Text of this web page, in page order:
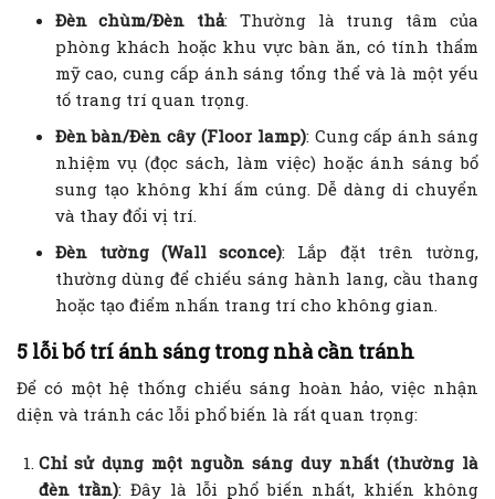
Đèn chùm/Đèn thả: Thường là trung tâm của
phòng khách hoặc khu vực bàn ăn, có tính thẩm
mỹ cao, cung cấp ánh sáng tổng thể và là một yếu
tố trang trí quan trọng.
Đèn bàn/Đèn cây (Floor lamp): Cung cấp ánh sáng
nhiệm vụ (đọc sách, làm việc) hoặc ánh sáng bổ
sung tạo không khí ấm cúng. Dễ dàng di chuyển
và thay đổi vị trí.
Đèn tường (Wall sconce): Lắp đặt trên tường,
thường dùng để chiếu sáng hành lang, cầu thang
hoặc tạo điểm nhấn trang trí cho không gian.
5 lỗi bố trí ánh sáng trong nhà cần tránh
Để có một hệ thống chiếu sáng hoàn hảo, việc nhận
diện và tránh các lỗi phổ biến là rất quan trọng:
Chỉ sử dụng một nguồn sáng duy nhất (thường là
đèn trần): Đây là lỗi phổ biến nhất, khiến không